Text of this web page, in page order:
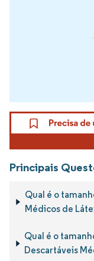
Principais
Qual é o
Médicos de
Qual é o
Descartáveis